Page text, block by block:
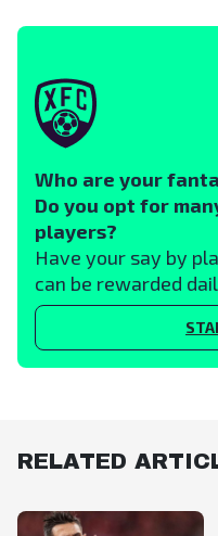
Who are your
Do you opt for
players?
Have your say by
can be rewarded
RELATED